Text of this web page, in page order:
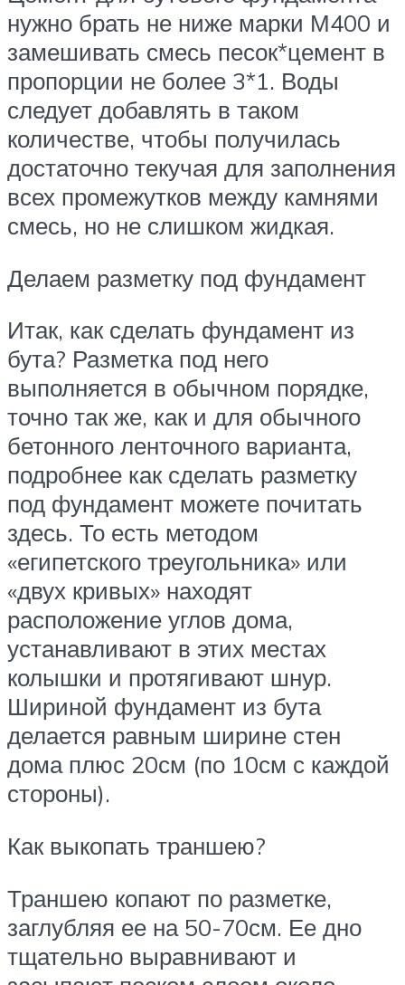
нужно брать не ниже марки М400 и
замешивать смесь песок*цемент в
пропорции не более 3*1. Воды
следует добавлять в таком
количестве, чтобы получилась
достаточно текучая для заполнения
всех промежутков между камнями
смесь, но не слишком жидкая.
Делаем разметку под фундамент
Итак, как сделать фундамент из
бута? Разметка под него
выполняется в обычном порядке,
точно так же, как и для обычного
бетонного ленточного варианта,
подробнее как сделать разметку
под фундамент можете почитать
здесь. То есть методом
«египетского треугольника» или
«двух кривых» находят
расположение углов дома,
устанавливают в этих местах
колышки и протягивают шнур.
Шириной фундамент из бута
делается равным ширине стен
дома плюс 20см (по 10см с каждой
стороны).
Как выкопать траншею?
Траншею копают по разметке,
заглубляя ее на 50-70см. Ее дно
тщательно выравнивают и